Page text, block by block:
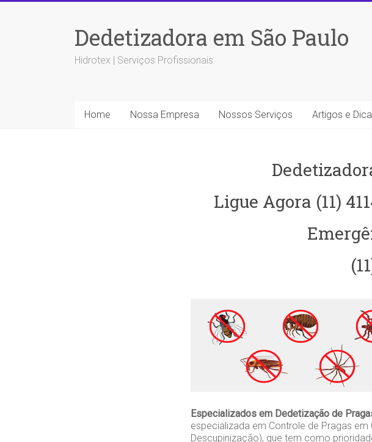
Dedetizadora em São Paulo
Hidrotex | Serviços Profissionais
Home Nossa Empresa Nossos Serviços Artigos e
Ligue Agora (11)
Especializados em Dedetização de
especializada em Controle de Pragas
Descupinização), que tem como